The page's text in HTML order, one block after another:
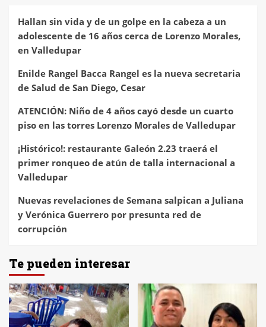
Hallan sin vida y de un golpe en la cabeza a un
adolescente de 16 años cerca de Lorenzo Morales,
en Valledupar
Enilde Rangel Bacca Rangel es la nueva secretaria
de Salud de San Diego, Cesar
ATENCIÓN: Niño de 4 años cayó desde un cuarto
piso en las torres Lorenzo Morales de Valledupar
¡Histórico!: restaurante Galeón 2.23 traerá el
primer ronqueo de atún de talla internacional a
Valledupar
Nuevas revelaciones de Semana salpican a Juliana
y Verónica Guerrero por presunta red de
corrupción
Te pueden interesar